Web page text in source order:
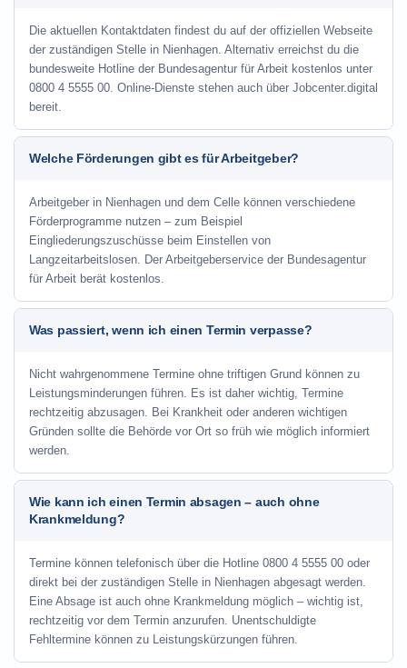
Die aktuellen Kontaktdaten findest du auf der offiziellen Webseite
der zuständigen Stelle in Nienhagen. Alternativ erreichst du die
bundesweite Hotline der Bundesagentur für Arbeit kostenlos unter
0800 4 5555 00. Online-Dienste stehen auch über Jobcenter.digital
bereit.
Welche Förderungen gibt es für Arbeitgeber?
Arbeitgeber in Nienhagen und dem Celle können verschiedene
Förderprogramme nutzen – zum Beispiel
Eingliederungszuschüsse beim Einstellen von
Langzeitarbeitslosen. Der Arbeitgeberservice der Bundesagentur
für Arbeit berät kostenlos.
Was passiert, wenn ich einen Termin verpasse?
Nicht wahrgenommene Termine ohne triftigen Grund können zu
Leistungsminderungen führen. Es ist daher wichtig, Termine
rechtzeitig abzusagen. Bei Krankheit oder anderen wichtigen
Gründen sollte die Behörde vor Ort so früh wie möglich informiert
werden.
Wie kann ich einen Termin absagen – auch ohne
Krankmeldung?
Termine können telefonisch über die Hotline 0800 4 5555 00 oder
direkt bei der zuständigen Stelle in Nienhagen abgesagt werden.
Eine Absage ist auch ohne Krankmeldung möglich – wichtig ist,
rechtzeitig vor dem Termin anzurufen. Unentschuldigte
Fehltermine können zu Leistungskürzungen führen.